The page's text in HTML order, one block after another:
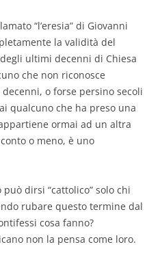
“l’eresia” di Giovanni
la validità del
ultimi decenni di Chiesa
che non riconosce
o forse persino secoli
qualcuno che ha preso una
ormai ad un altra
o meno, è uno
dirsi “cattolico” solo chi
rubare questo termine dal
cosa fanno?
non la pensa come loro.